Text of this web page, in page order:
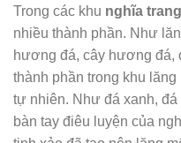
Trong các khu nghĩa
nhiều thành phần. Như
hương đá, cây hương đá,
thành phần trong khu
tự nhiên. Như đá xanh,
bàn tay điêu luyện của